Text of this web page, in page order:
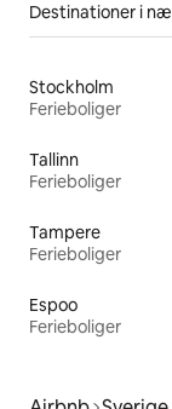
Destinationer i
Stockholm
Ferieboliger
Tallinn
Ferieboliger
Tampere
Ferieboliger
Espoo
Ferieboliger